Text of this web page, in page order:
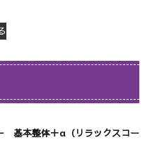
基本整体＋α（リラックスコー